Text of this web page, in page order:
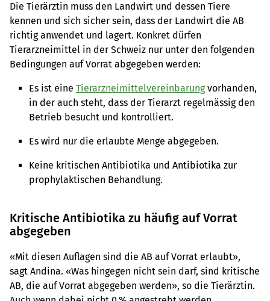
Die Tierärztin muss den Landwirt und dessen Tiere
kennen und sich sicher sein, dass der Landwirt die AB
richtig anwendet und lagert. Konkret dürfen
Tierarzneimittel in der Schweiz nur unter den folgenden
Bedingungen auf Vorrat abgegeben werden:
Es ist eine Tierarzneimittelvereinbarungvorhanden,
in der auch steht, dass der Tierarzt regelmässig den
Betrieb besucht und kontrolliert.
Es wird nur die erlaubte Menge abgegeben.
Keine kritischen Antibiotika und Antibiotika zur
prophylaktischen Behandlung.
Kritische Antibiotika zu häufig auf Vorrat
abgegeben
«Mit diesen Auflagen sind die AB auf Vorrat erlaubt»,
sagt Andina. «Was hingegen nicht sein darf, sind kritische
AB, die auf Vorrat abgegeben werden», so die Tierärztin.